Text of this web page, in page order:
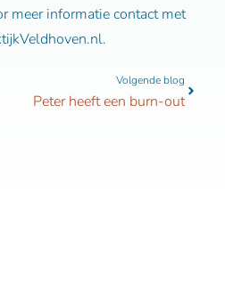
meer informatie contact met
Volgende blog
Peter heeft een burn-out